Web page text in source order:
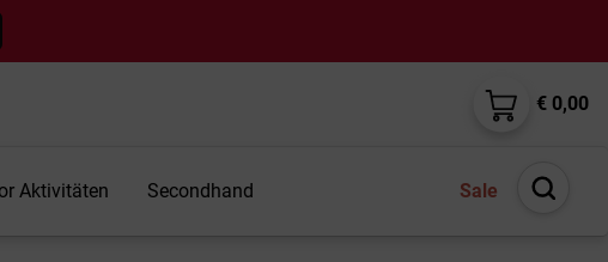
€ 0,00
Aktivitäten Secondhand Sale
Suche